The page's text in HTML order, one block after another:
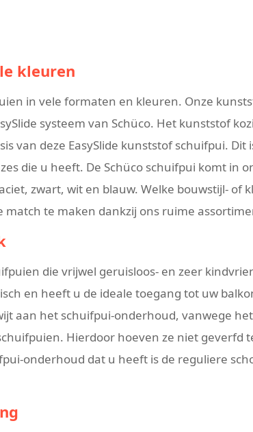
kleuren
in vele formaten en kleuren. Onze
systeem van Schüco. Het kunststof
van deze EasySlide kunststof schuifpui. Dit
die u heeft. De Schüco schuifpui komt in
zwart, wit en blauw. Welke bouwstijl- of
te maken dankzij ons ruime
die vrijwel geruisloos- en zeer
en heeft u de ideale toegang tot uw
aan het schuifpui-onderhoud, vanwege het
Hierdoor hoeven ze niet geverfd
onderhoud dat u heeft is de reguliere